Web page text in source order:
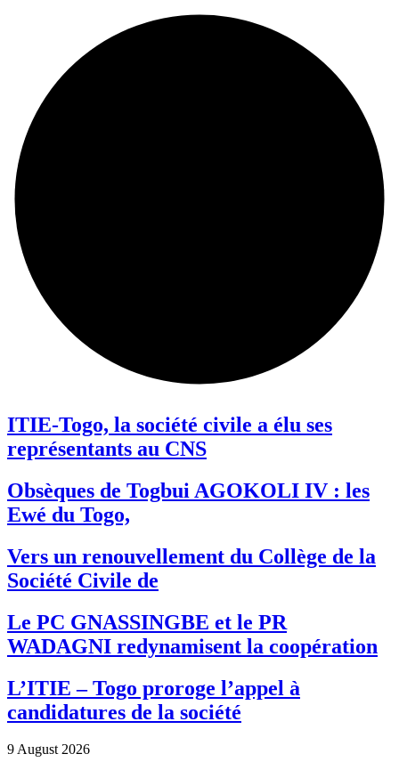
ITIE-Togo, la société civile a élu ses
représentants au CNS
Obsèques de Togbui AGOKOLI IV : les
Ewé du Togo,
Vers un renouvellement du Collège de la
Société Civile de
Le PC GNASSINGBE et le PR
WADAGNI redynamisent la coopération
L’ITIE – Togo proroge l’appel à
candidatures de la société
9 August 2026